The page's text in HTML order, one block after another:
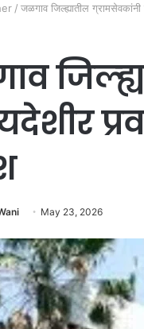
/ जळगाव जिल्ह्यातील
May 23, 2026